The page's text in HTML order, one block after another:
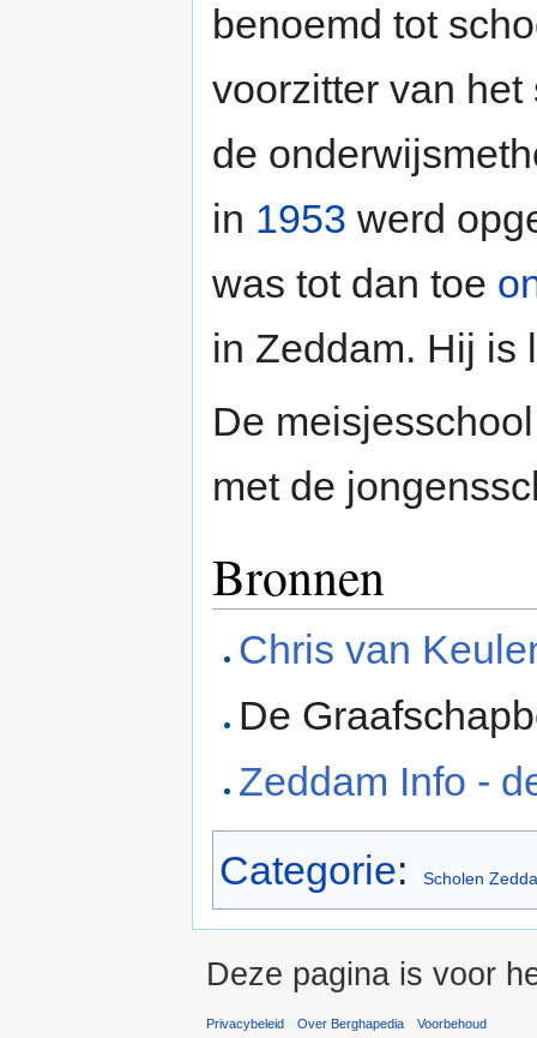
benoemd tot
voorzitter van
de
in 1953 werd
was tot dan toe
in Zeddam. Hij is
De
met de
Bronnen
Chris van
De
Zeddam Info -
Categorie: Scholen
Deze pagina is voor
Privacybeleid Over Berghapedia Voorbehoud